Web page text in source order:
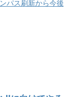
パス刷新から今後